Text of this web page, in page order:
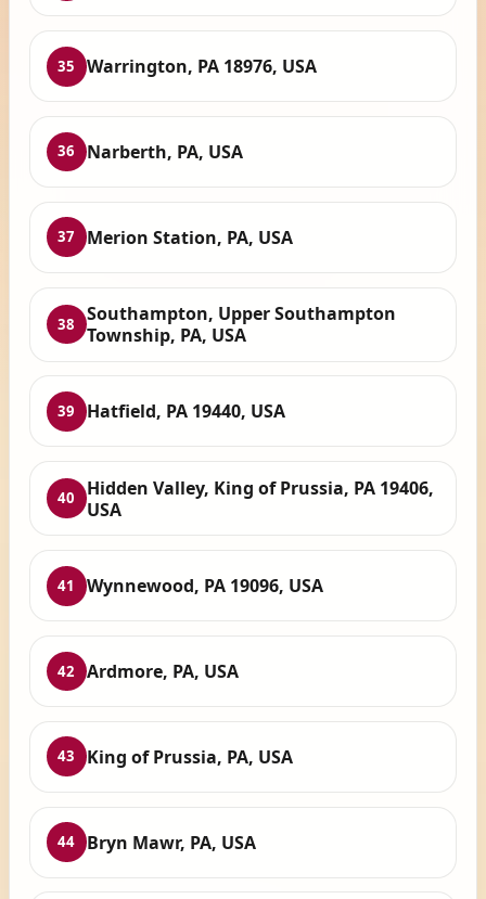
35 Warrington, PA 18976, USA
36 Narberth, PA, USA
37 Merion Station, PA, USA
38
Southampton, Upper Southampton
Township, PA, USA
39 Hatfield, PA 19440, USA
40
Hidden Valley, King of Prussia, PA 19406,
USA
41 Wynnewood, PA 19096, USA
42 Ardmore, PA, USA
43 King of Prussia, PA, USA
44 Bryn Mawr, PA, USA